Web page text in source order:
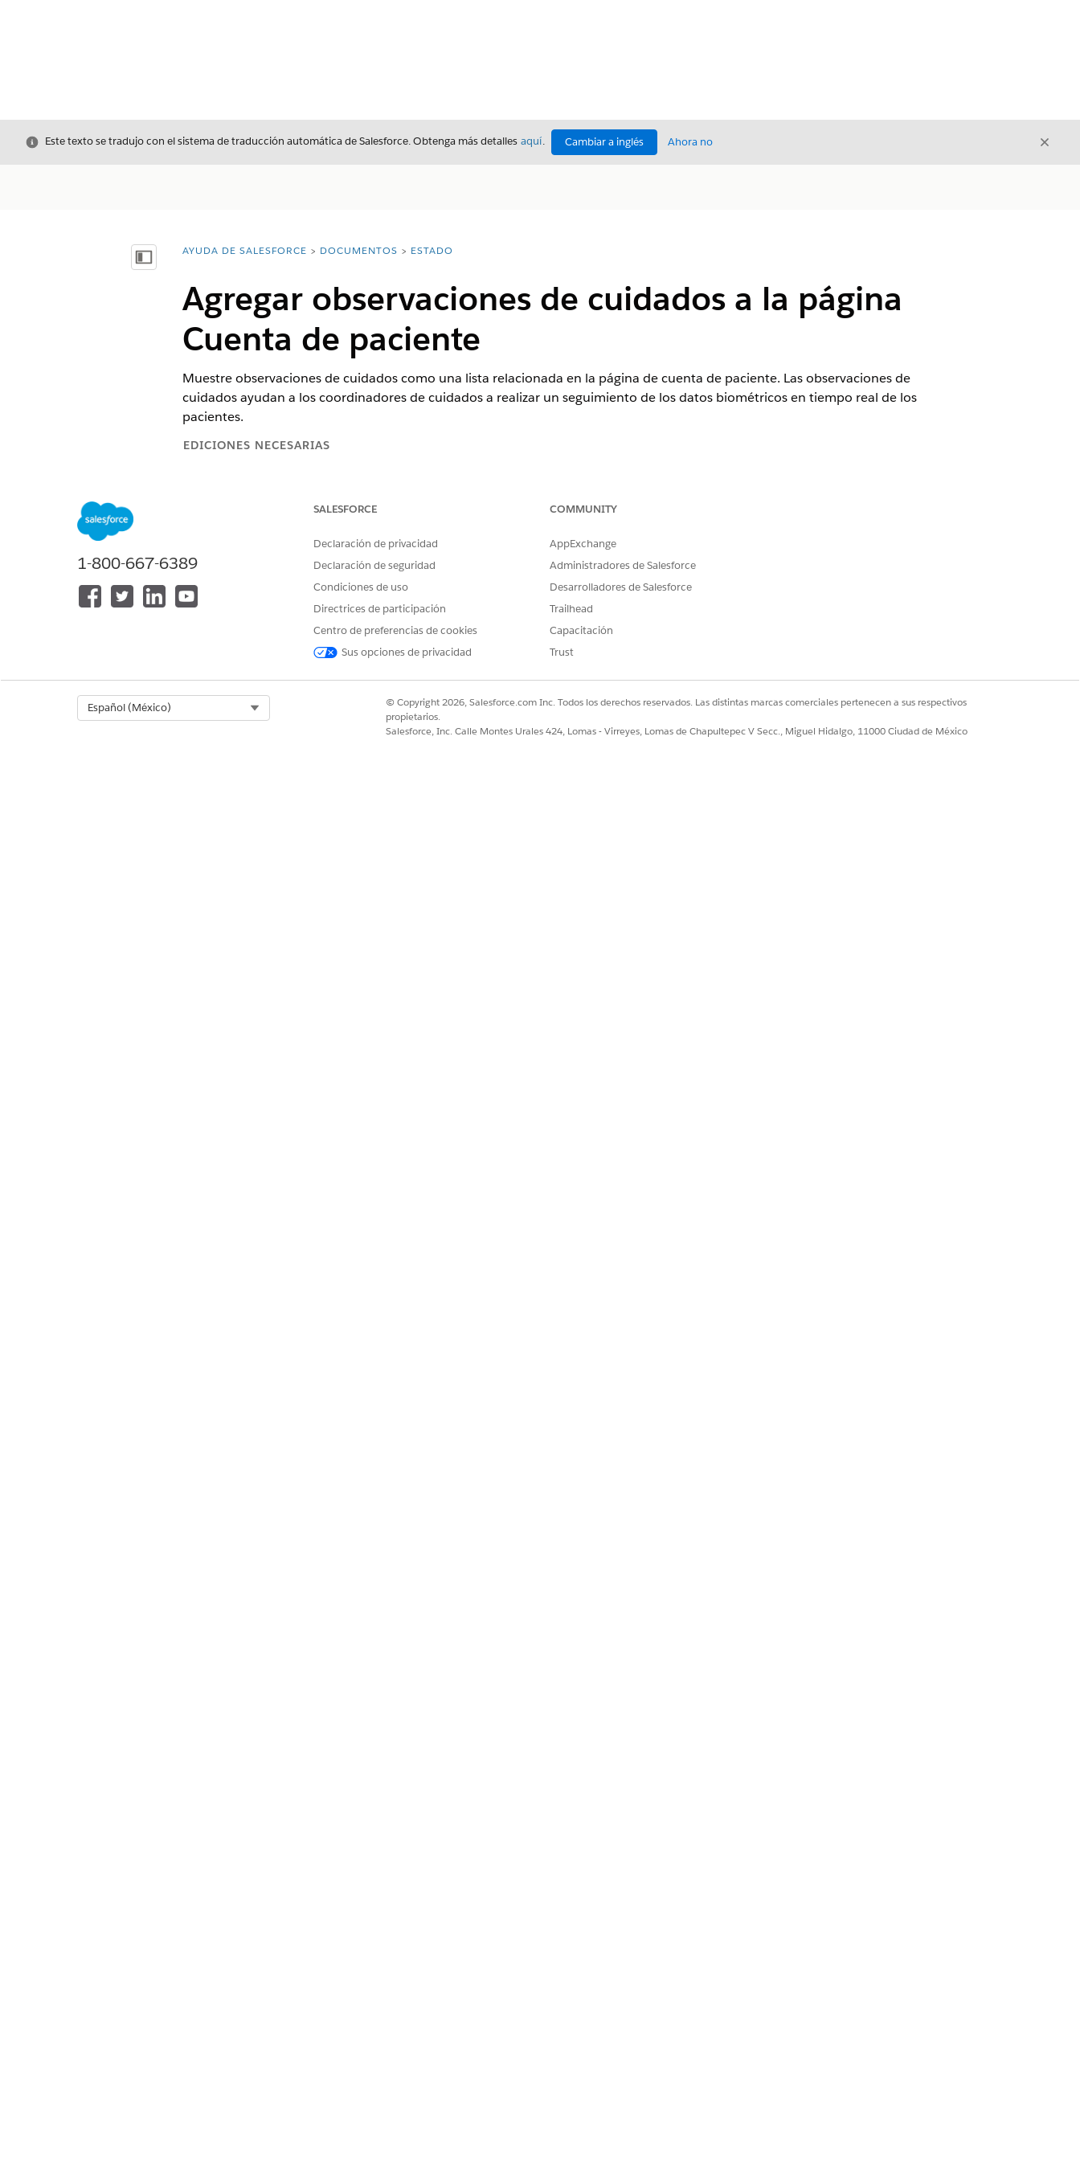
Cerrar
Este texto se tradujo con el sistema de traducción automática de Salesforce. Obtenga más detalles aquí. Cambiar a inglés Ahora no Cerrar
Mostrar índice de materias
Usted está aquí:
AYUDA DE SALESFORCE DOCUMENTOS ESTADO
Agregar observaciones de cuidados a la página
Cuenta de paciente
Muestre observaciones de cuidados como una lista relacionada en la página de cuenta de paciente. Las observaciones de
cuidados ayudan a los coordinadores de cuidados a realizar un seguimiento de los datos biométricos en tiempo real de los
pacientes.
EDICIONES NECESARIAS
Enterprise Edition con Health Cloud
Para modificar formatos de página: Personalizar aplicación
Desde la configuración de gestión de objetos para Cuentas, vaya aFormatos de página
Seleccione el formato para la página de cuenta de paciente donde desea mostrar las observaciones de cuidados.
En la paleta, seleccioneListas relacionadas.
las personalizaciones de listas relacionadas de los usuarios, haga clic enSí.
Guarde sus cambios.
1-800-667-6389
SALESFORCE
Declaración de privacidad
Declaración de seguridad
Condiciones de uso
Directrices de participación
Centro de preferencias de cookies
Sus opciones de privacidad
COMMUNITY
AppExchange
Administradores de Salesforce
Desarrolladores de Salesforce
Trailhead
Capacitación
Trust
Español (México)
© Copyright 2026, Salesforce.com Inc. Todos los derechos reservados. Las distintas marcas comerciales pertenecen a sus respectivos
propietarios.
Salesforce, Inc. Calle Montes Urales 424, Lomas - Virreyes, Lomas de Chapultepec V Secc., Miguel Hidalgo, 11000 Ciudad de México